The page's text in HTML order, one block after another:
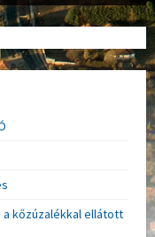
kőzúzalékkal ellátott